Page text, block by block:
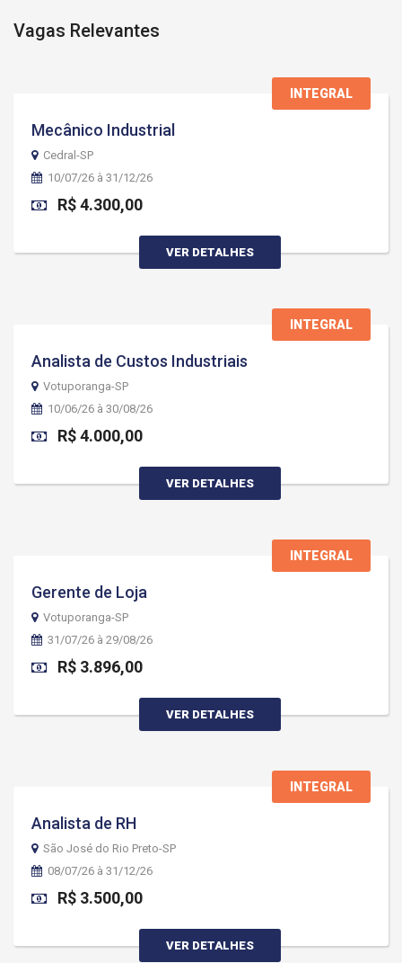
Vagas Relevantes
INTEGRAL
Mecânico Industrial
Cedral-SP
10/07/26 à 31/12/26
R$ 4.300,00
VER DETALHES
INTEGRAL
Analista de Custos Industriais
Votuporanga-SP
10/06/26 à 30/08/26
R$ 4.000,00
VER DETALHES
INTEGRAL
Gerente de Loja
Votuporanga-SP
31/07/26 à 29/08/26
R$ 3.896,00
VER DETALHES
INTEGRAL
Analista de RH
São José do Rio Preto-SP
08/07/26 à 31/12/26
R$ 3.500,00
VER DETALHES